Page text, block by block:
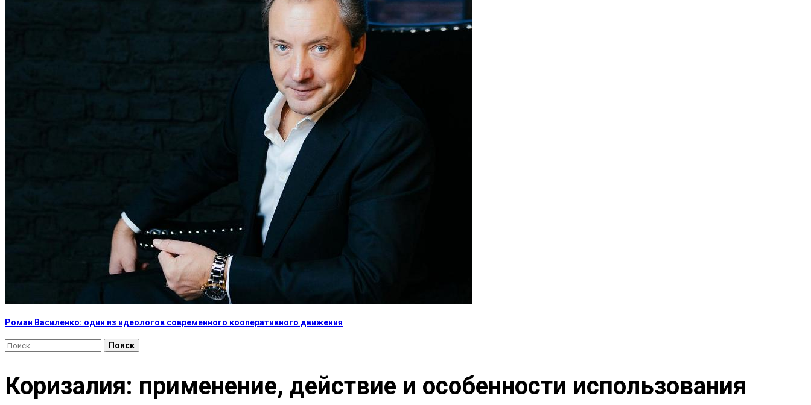
Роман Василенко: один из идеологов современного кооперативного движения
Найти:
Коризалия: применение, действие и особенности использования